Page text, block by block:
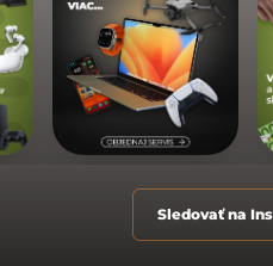
Sledovať na